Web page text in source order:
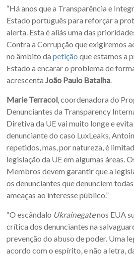
“Há anos que a Transparência e
Estado português para reforçar a
alerta. Esta é aliás uma das
Contra a Corrupção que exigiremos
no âmbito dapetição que estamos a
Estado a encarar o problema de
acrescentaJoão Paulo Batalha.
Marie Terracol, coordenadora do
Denunciantes da Transparency
Diretiva da UE vai muito longe e
denunciante do caso LuxLeaks,
repetidos, mas, por natureza, é
legislação da UE em algumas áreas.
Membros devem garantir que a
os denunciantes que denunciem
ameaças ao interesse público.”
“O escândalo Ukrainegatenos EUA
crítica dos denunciantes na
prevenção do abuso de poder. Uma
acordo com o espírito, e não a letra,